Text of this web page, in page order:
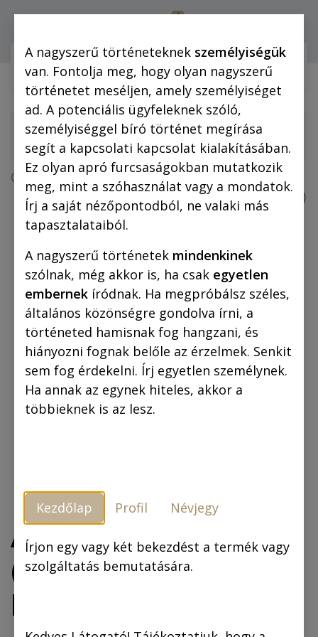
0
Webshop (mobilra)
Összes termék
A láthatatlan ember (fekete-fehér képregény)
A láthatatlan ember
(fekete-fehér
képregény)
A nagyszerű történeteknek személyiségük
van. Fontolja meg, hogy olyan nagyszerű
történetet meséljen, amely személyiséget
ad. A potenciális ügyfeleknek szóló,
személyiséggel bíró történet megírása
segít a kapcsolati kapcsolat kialakításában.
Ez olyan apró furcsaságokban mutatkozik
meg, mint a szóhasználat vagy a mondatok.
Írj a saját nézőpontodból, ne valaki más
tapasztalataiból.
A nagyszerű történetek mindenkinek
szólnak, még akkor is, ha csak egyetlen
embernek íródnak. Ha megpróbálsz széles,
általános közönségre gondolva írni, a
történeted hamisnak fog hangzani, és
hiányozni fognak belőle az érzelmek. Senkit
sem fog érdekelni. Írj egyetlen személynek.
Ha annak az egynek hiteles, akkor a
többieknek is az lesz.
Kezdőlap Profil Névjegy
Írjon egy vagy két bekezdést a termék vagy
szolgáltatás bemutatására.